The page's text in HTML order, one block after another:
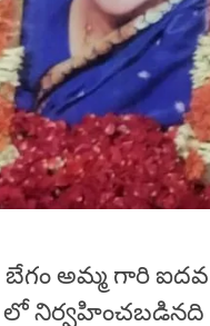
అమ్మ గారి ఐదవ
నిర్వహించబడినది